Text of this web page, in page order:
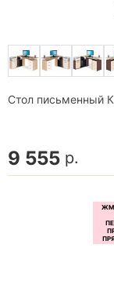
Стол письменный
9 555 р.